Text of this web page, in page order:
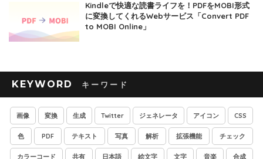
Kindleで快適な読書ライフを！PDFをMOBI形式
に変換してくれるWebサービス「Convert PDF
to MOBI Online」
KEYWORD
画像 変換 生成 Twitter ジェネレータ アイコン CSS
色 PDF テキスト 写真 解析 拡張機能 チェック
カラーコード 共有 日本語 絵文字 文字 音楽 合成